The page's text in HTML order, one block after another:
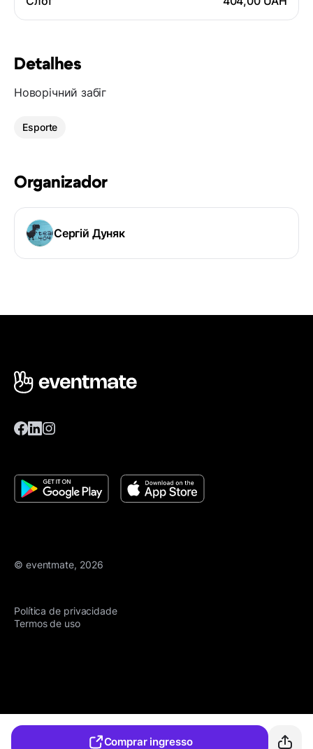
Detalhes
Новорічний забіг
Esporte
Organizador
Сергій Дуняк
© eventmate, 2026
Política de privacidade
Termos de uso
Comprar ingresso